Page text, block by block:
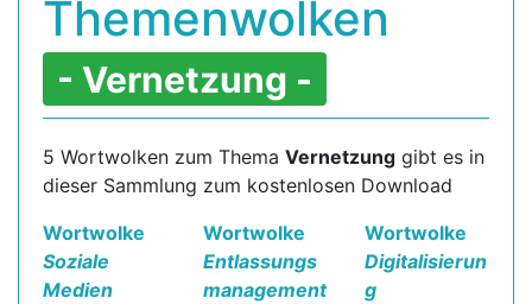
Themenwolken
- Vernetzung -
5 Wortwolken zum Thema Vernetzung gibt es in
dieser Sammlung zum kostenlosen Download
Wortwolke
Soziale
Medien
Wortwolke
Entlassungs
management
Wortwolke
Digitalisierun
g